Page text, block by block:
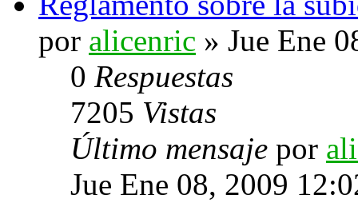
por alicenric » Jue Ene
0 Respuestas
7205 Vistas
Último mensaje por
Jue Ene 08, 2009